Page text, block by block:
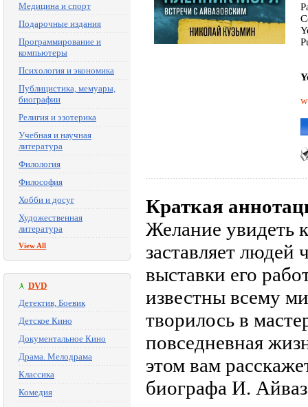
Медицина и спорт
Подарочные издания
Программирование и
компьютеры
Психология и экономика
Публицистика, мемуары,
биографии
Религия и эзотерика
Учебная и научная
литература
Филология
Философия
Хобби и досуг
Художественная
литература
View All
DVD
Детектив, Боевик
Детское Кино
Документальное Кино
Драма. Мелодрама
Классика
Комедия
Краткая
Желание увидеть
заставляет людей
выставки его
известны всему
творилось в
повседневная
этом вам
биографа И.